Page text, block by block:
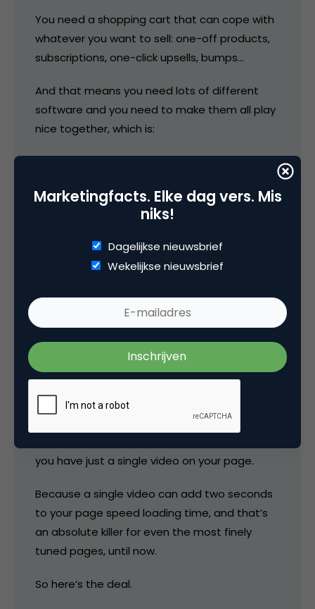
You need a shopping cart that can cope with
whatever you want to sell: one-off products,
subscriptions, one-click upsells, bumps…
And that means you need lots of different
software and you need to make them all play
nice together, which is:
B) impossible
combine all this stuff under one roof, which is
awesome because it means you’ve got
problems.
Even if you’re paying all that money, you can
you have just a single video on your page.
Because a single video can add two seconds
to your page speed loading time, and that’s
an absolute killer for even the most finely
tuned pages, until now.
So here’s the deal.
Marketingfacts. Elke dag vers. Mis
niks!
Dagelijkse nieuwsbrief
Wekelijkse nieuwsbrief